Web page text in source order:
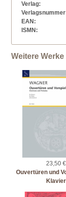
Verlag:
EAN:
ISMN:
Weitere
23,50 €
Ouvertüren und
Klavier